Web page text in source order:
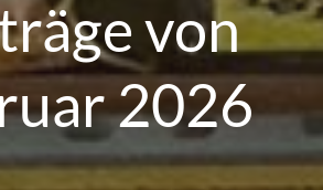
von
2026